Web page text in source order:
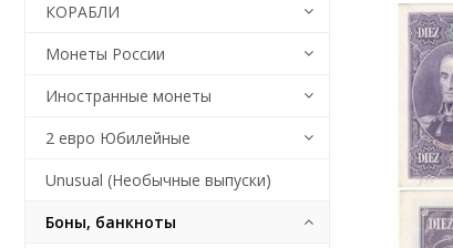
КОРАБЛИ
Монеты России
Иностранные монеты
2 евро Юбилейные
Unusual (Необычные выпуски)
Боны, банкноты